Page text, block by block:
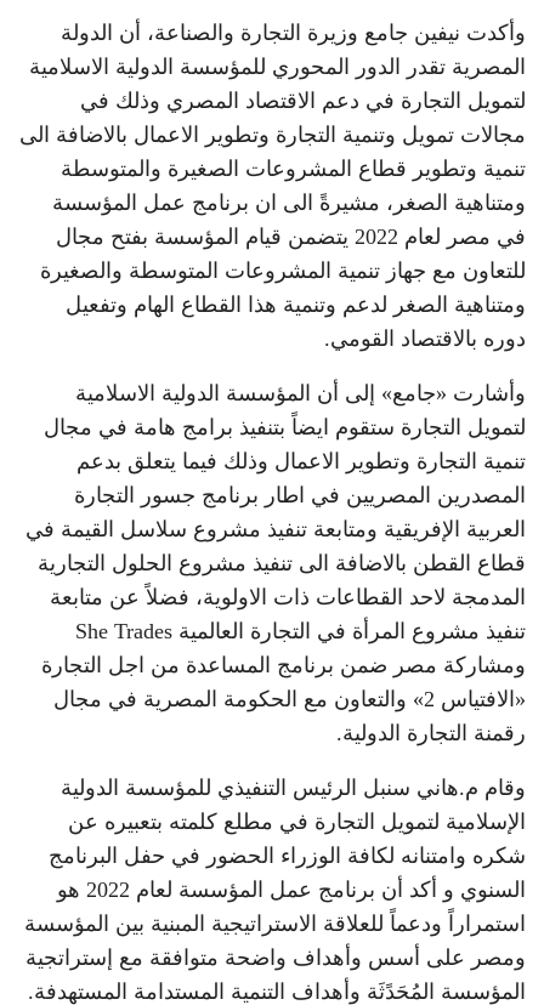
وأكدت نيفين جامع وزيرة التجارة والصناعة، أن الدولة
المصرية تقدر الدور المحوري للمؤسسة الدولية الاسلامية
لتمويل التجارة في دعم الاقتصاد المصري وذلك في
مجالات تمويل وتنمية التجارة وتطوير الاعمال بالاضافة الى
تنمية وتطوير قطاع المشروعات الصغيرة والمتوسطة
ومتناهية الصغر، مشيرةً الى ان برنامج عمل المؤسسة
في مصر لعام 2022 يتضمن قيام المؤسسة بفتح مجال
للتعاون مع جهاز تنمية المشروعات المتوسطة والصغيرة
ومتناهية الصغر لدعم وتنمية هذا القطاع الهام وتفعيل
دوره بالاقتصاد القومي.
وأشارت «جامع» إلى أن المؤسسة الدولية الاسلامية
لتمويل التجارة ستقوم ايضاً بتنفيذ برامج هامة في مجال
تنمية التجارة وتطوير الاعمال وذلك فيما يتعلق بدعم
المصدرين المصريين في اطار برنامج جسور التجارة
العربية الإفريقية ومتابعة تنفيذ مشروع سلاسل القيمة في
قطاع القطن بالاضافة الى تنفيذ مشروع الحلول التجارية
المدمجة لاحد القطاعات ذات الاولوية، فضلاً عن متابعة
تنفيذ مشروع المرأة في التجارة العالمية She Trades
ومشاركة مصر ضمن برنامج المساعدة من اجل التجارة
«الافتياس 2» والتعاون مع الحكومة المصرية في مجال
رقمنة التجارة الدولية.
وقام م.هاني سنبل الرئيس التنفيذي للمؤسسة الدولية
الإسلامية لتمويل التجارة في مطلع كلمته بتعبيره عن
شكره وامتنانه لكافة الوزراء الحضور في حفل البرنامج
السنوي و أكد أن برنامج عمل المؤسسة لعام 2022 هو
استمراراً ودعماً للعلاقة الاستراتيجية المبنية بين المؤسسة
ومصر على أسس وأهداف واضحة متوافقة مع إستراتجية
المؤسسة المُحَدًثَة وأهداف التنمية المستدامة المستهدفة.